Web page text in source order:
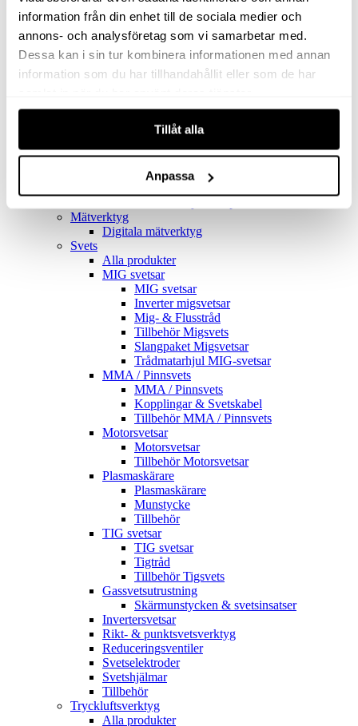
information från din enhet till de sociala medier och
annons- och analysföretag som vi samarbetar med.
Dessa kan i sin tur kombinera informationen med annan
information som du har tillhandahållit eller som de har
Tillåt alla
Anpassa
Golv- & Kombinationsmunstycke
Munstycke
Motor
Reservdelar dammsugare
Rör & handtag
Uppsamlingspåsar
Alla produkter
Mätverktyg
Digitala mätverktyg
Svets
Alla produkter
MIG svetsar
MIG svetsar
Inverter migsvetsar
Mig- & Flusstråd
Tillbehör Migsvets
Slangpaket Migsvetsar
Trådmatarhjul MIG-svetsar
MMA / Pinnsvets
MMA / Pinnsvets
Kopplingar & Svetskabel
Tillbehör MMA / Pinnsvets
Motorsvetsar
Motorsvetsar
Tillbehör Motorsvetsar
Plasmaskärare
Plasmaskärare
Munstycke
Tillbehör
TIG svetsar
TIG svetsar
Tigtråd
Tillbehör Tigsvets
Gassvetsutrustning
Skärmunstycken & svetsinsatser
Invertersvetsar
Rikt- & punktsvetsverktyg
Reduceringsventiler
Svetselektroder
Svetshjälmar
Tillbehör
Tryckluftsverktyg
Alla produkter